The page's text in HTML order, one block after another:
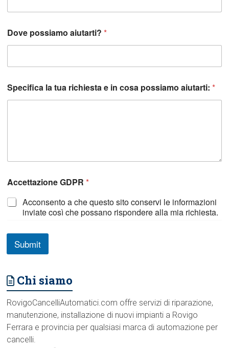
s
i
p
s
s
Dove possiamo aiutarti?*
Specifica la tua richiesta e in cosa possiamo aiutarti:*
Accettazione GDPR*
Acconsento a che questo sito conservi le informazioni
inviate così che possano rispondere alla mia richiesta.
Submit
Chi siamo
RovigoCancelliAutomatici.com offre servizi di riparazione,
manutenzione, installazione di nuovi impianti a Rovigo
Ferrara e provincia per qualsiasi marca di automazione per
cancelli.